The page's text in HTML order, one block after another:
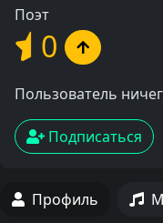
Поэт
0
Пользователь
Подписаться
Профиль